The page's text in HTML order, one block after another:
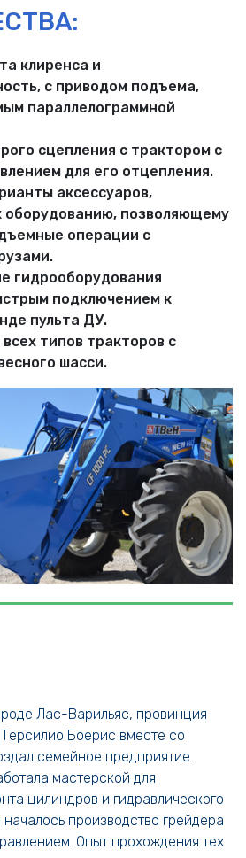
клиренса и
с приводом подъема,
параллелограммной
сцепления с трактором с
для его отцепления.
аксессуаров,
оборудованию, позволяющему
операции с
гидрооборудования
подключением к
пульта ДУ.
типов тракторов с
шасси.
Лас-Варильяс, провинция
Боерис вместе со
семейное предприятие.
мастерской для
цилиндров и гидравлического
производство грейдера
Опыт прохождения тех